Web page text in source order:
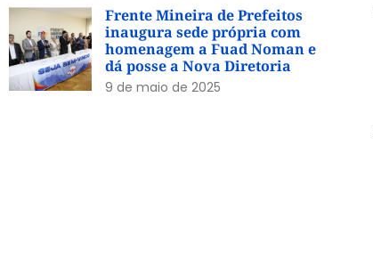
Frente Mineira de Prefeitos
inaugura sede própria com
homenagem a Fuad Noman e
dá posse a Nova Diretoria
9 de maio de 2025